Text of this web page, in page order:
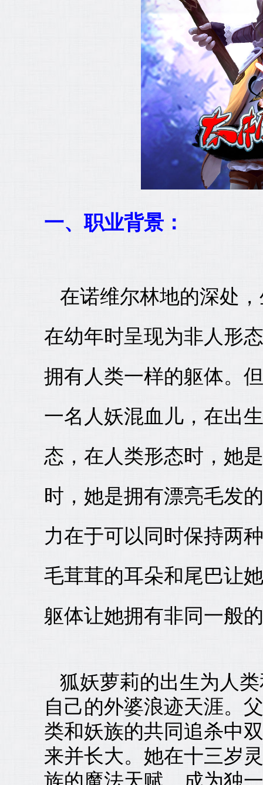
一、职业背景：
在诺维尔林地的深处
在幼年时呈现为非人形
拥有人类一样的躯体。
一名人妖混血儿，在出
态，在人类形态时，她
时，她是拥有漂亮毛发
力在于可以同时保持两
毛茸茸的耳朵和尾巴让
躯体让她拥有非同一般
狐妖萝莉的出生为人
自己的外婆浪迹天涯。
类和妖族的共同追杀中
来并长大。她在十三岁
族的魔法天赋，成为独